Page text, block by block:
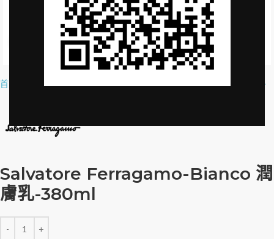
Click to enlarge
首頁
Salvatore Ferragamo-Bianco 潤
膚乳-380ml